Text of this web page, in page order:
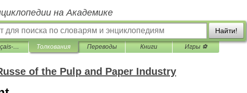
на Академике
Найти!
Dictionnaire Français-Russe of the Pulp and Paper Industry Толкования Переводы Книги Игры ⚽
of the Pulp and Paper Industry